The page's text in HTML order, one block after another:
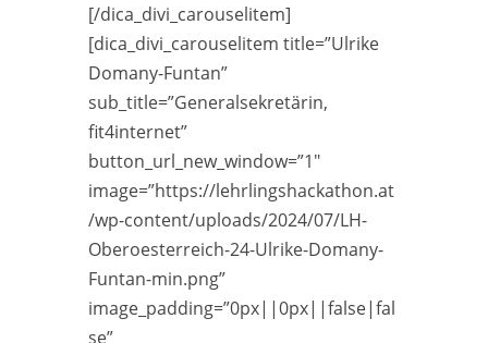
[/dica_divi_carouselitem]
[dica_divi_carouselitem title=”Ulrike
Domany-Funtan”
sub_title=”Generalsekretärin,
fit4internet”
button_url_new_window=”1″
image=”https://lehrlingshackathon.at
/wp-content/uploads/2024/07/LH-
Oberoesterreich-24-Ulrike-Domany-
Funtan-min.png”
image_padding=”0px||0px||false|fal
se”